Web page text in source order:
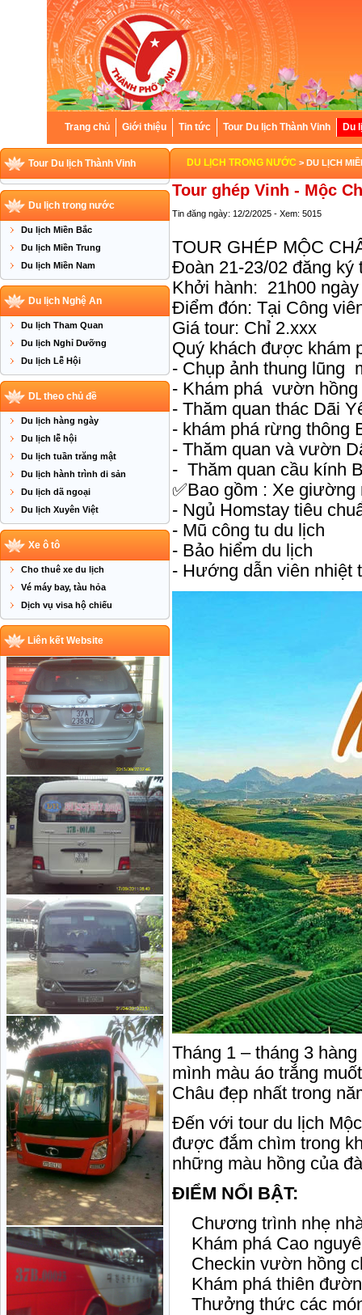
Trang chủ Giới thiệu Tin tức Tour Du lịch Thành Vinh Du
Tour Du lịch Thành Vinh
Du lịch trong nước
Du lịch Miền Bắc
Du lịch Miền Trung
Du lịch Miền Nam
Du lịch Nghệ An
Du lịch Tham Quan
Du lịch Nghỉ Dưỡng
Du lịch Lễ Hội
DL theo chủ đề
Du lịch hàng ngày
Du lịch lễ hội
Du lịch tuần trăng mật
Du lịch hành trình di sản
Du lịch dã ngoại
Du lịch Xuyên Việt
Xe ô tô
Cho thuê xe du lịch
Vé máy bay, tàu hỏa
Dịch vụ visa hộ chiếu
Liên kết Website
DU LỊCH TRONG NƯỚC > DU LỊCH
Tour ghép Vinh - Mộc
Tin đăng ngày: 12/2/2025 - Xem: 5015
TOUR GHÉP MỘC
Đoàn 21-23/02 đăng ký
Khởi hành: 21h00
Điểm đón: Tại Công
Giá tour: Chỉ 2.xxx
Quý khách được khám
- Chụp ảnh thung lũng
- Khám phá vườn hồng
- Thăm quan thác Dãi
- khám phá rừng thông
- Thăm quan và vườn
- Thăm quan cầu kính
✅Bao gồm : Xe
- Ngủ Homstay tiêu
- Mũ công tu du lịch
- Bảo hiểm du lịch
- Hướng dẫn viên nhiệt
Tháng 1 – tháng 3
mình màu áo trắng
Châu đẹp nhất trong
Đến với tour du lịch
được đắm chìm trong
những màu hồng của
ĐIỂM NỔI BẬT:
Chương trình nhẹ
Khám phá Cao
Checkin vườn hồng
Khám phá thiên
Thưởng thức các